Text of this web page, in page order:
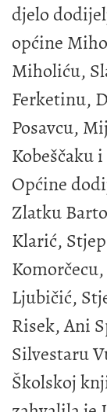
djelo
općine
Miholiću,
Ferketinu,
Posavcu,
Kobeščaku
Općine
Zlatku
Klarić,
Ljubičić,
Risek, Ani
Silvestaru
Školskoj